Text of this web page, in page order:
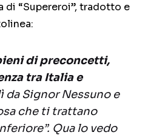
di “Supereroi”, tradotto e
di preconcetti,
tra Italia e
da Signor Nessuno e
che ti trattano
Qua lo vedo